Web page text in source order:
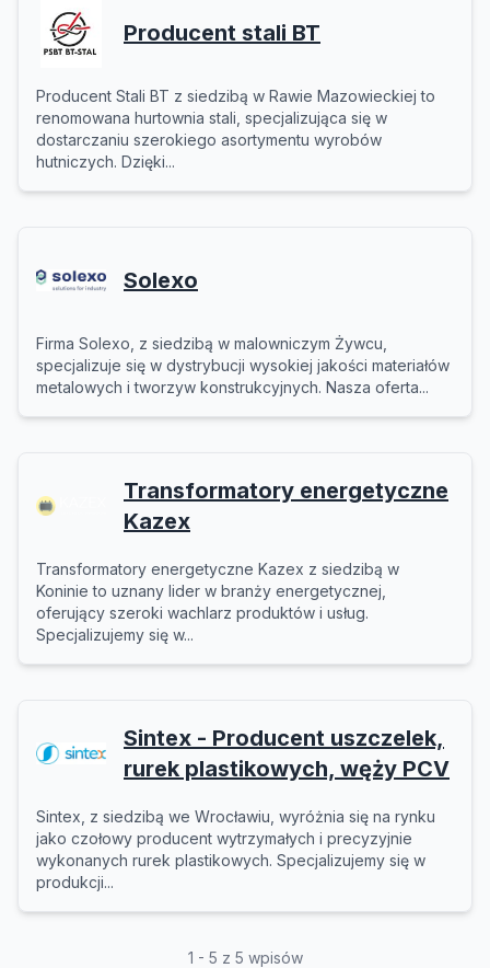
Producent stali BT
Producent Stali BT z siedzibą w Rawie Mazowieckiej to
renomowana hurtownia stali, specjalizująca się w
dostarczaniu szerokiego asortymentu wyrobów
hutniczych. Dzięki...
Solexo
Firma Solexo, z siedzibą w malowniczym Żywcu,
specjalizuje się w dystrybucji wysokiej jakości materiałów
metalowych i tworzyw konstrukcyjnych. Nasza oferta...
Transformatory energetyczne
Kazex
Transformatory energetyczne Kazex z siedzibą w
Koninie to uznany lider w branży energetycznej,
oferujący szeroki wachlarz produktów i usług.
Specjalizujemy się w...
Sintex - Producent uszczelek,
rurek plastikowych, węży PCV
Sintex, z siedzibą we Wrocławiu, wyróżnia się na rynku
jako czołowy producent wytrzymałych i precyzyjnie
wykonanych rurek plastikowych. Specjalizujemy się w
produkcji...
1 - 5 z 5 wpisów